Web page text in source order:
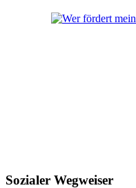
Sozialer Wegweiser